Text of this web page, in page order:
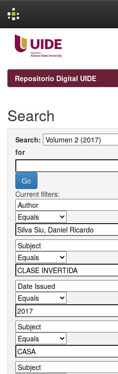
navigation
Repositorio Digital UIDE
Search
Search:
for
Current filters: